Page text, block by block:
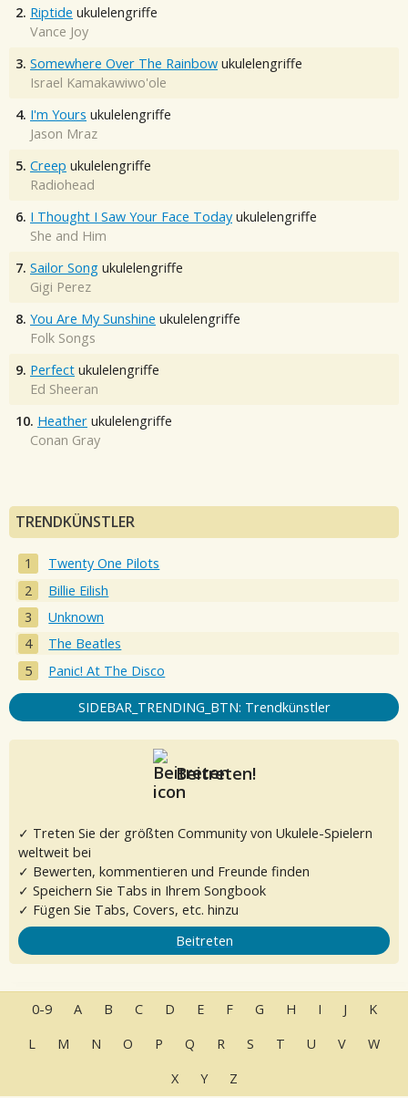
2. Riptide ukulelengriffe
Vance Joy
3. Somewhere Over The Rainbow ukulelengriffe
Israel Kamakawiwo'ole
4. I'm Yours ukulelengriffe
Jason Mraz
5. Creep ukulelengriffe
Radiohead
6. I Thought I Saw Your Face Today ukulelengriffe
She and Him
7. Sailor Song ukulelengriffe
Gigi Perez
8. You Are My Sunshine ukulelengriffe
Folk Songs
9. Perfect ukulelengriffe
Ed Sheeran
10. Heather ukulelengriffe
Conan Gray
TRENDKÜNSTLER
Twenty One Pilots
Billie Eilish
Unknown
The Beatles
Panic! At The Disco
SIDEBAR_TRENDING_BTN: Trendkünstler
Beitreten!
✓ Treten Sie der größten Community von Ukulele-Spielern
weltweit bei
✓ Bewerten, kommentieren und Freunde finden
✓ Speichern Sie Tabs in Ihrem Songbook
✓ Fügen Sie Tabs, Covers, etc. hinzu
Beitreten
0-9 A B C D E F G H I J
K
L
M N O P Q R S T U V
W
X
Y Z